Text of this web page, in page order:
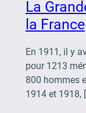
La
la France
En 1911, il y
pour 1213
800 hommes
1914 et 1918,